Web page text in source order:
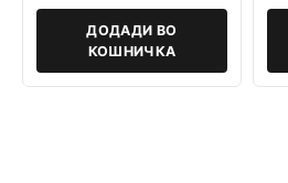
ДОДАДИ ВО
КОШНИЧКА